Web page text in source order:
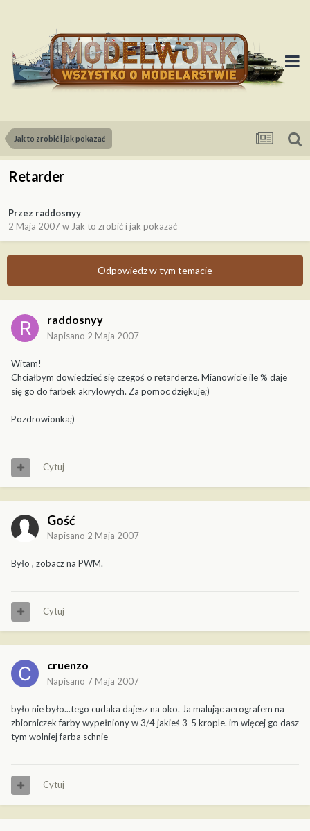
Jak to zrobić i jak pokazać
Retarder
Przez raddosnyy
2 Maja 2007w Jak to zrobić i jak pokazać
Odpowiedz w tym temacie
raddosnyy
Napisano 2 Maja 2007
Witam!
Chciałbym dowiedzieć się czegoś o retarderze. Mianowicie ile % daje
się go do farbek akrylowych. Za pomoc dziękuje;)
Pozdrowionka;)
Cytuj
Gość
Napisano 2 Maja 2007
Było , zobacz na PWM.
Cytuj
cruenzo
Napisano 7 Maja 2007
było nie było...tego cudaka dajesz na oko. Ja malując aerografem na
zbiorniczek farby wypełniony w 3/4 jakieś 3-5 krople. im więcej go dasz
tym wolniej farba schnie
Cytuj